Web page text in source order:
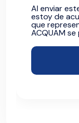
Al enviar
estoy de
que
ACQUAM